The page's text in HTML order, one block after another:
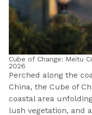
Cube of Change: Meitu
2026
Perched along the
China, the Cube of
coastal area
lush vegetation, and